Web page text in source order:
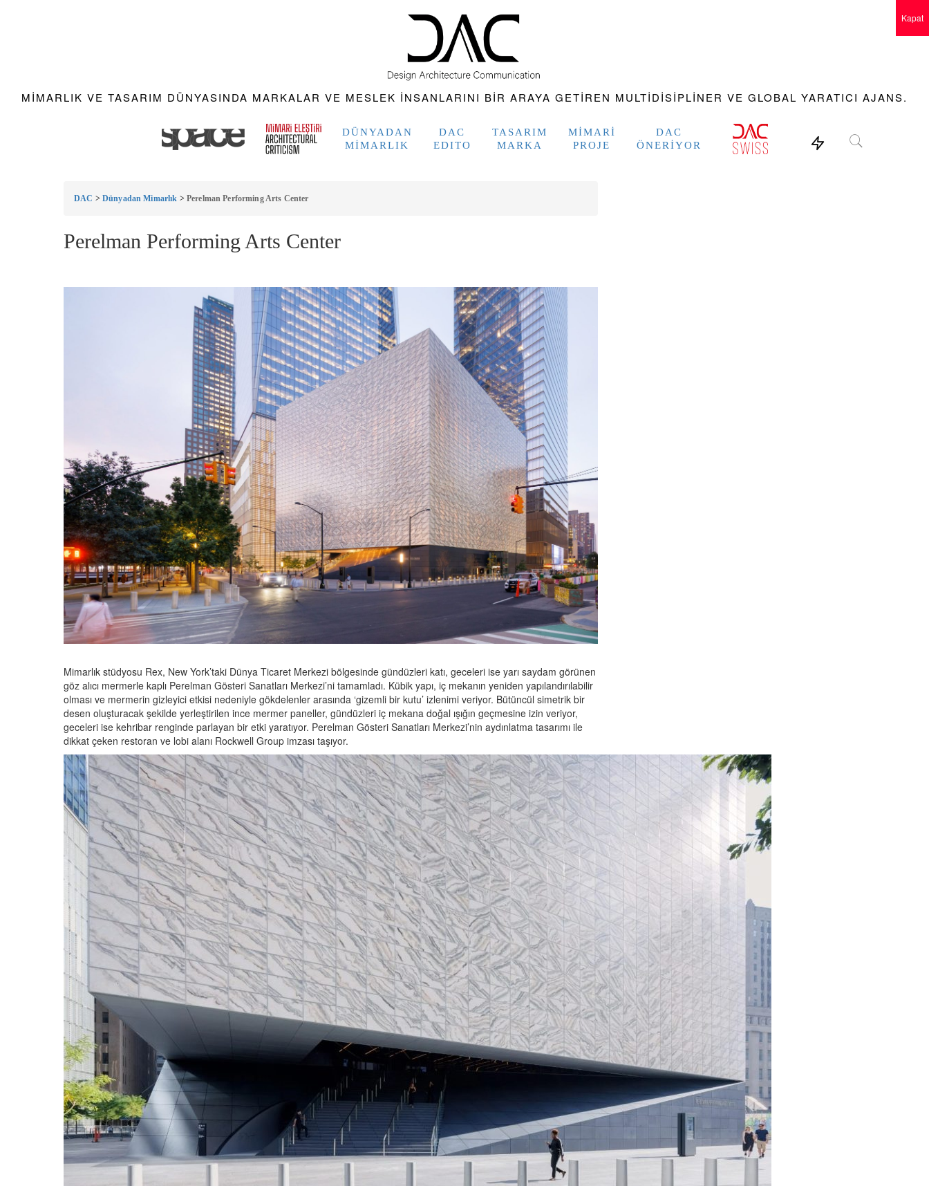
MIMARLIK VE TASARIM DÜNYASINDA MARKALAR VE MESLEK INSANLARINI BIR ARAYA GETIREN MULTIDISIPLINER VE GLOBAL YARATICI AJANS.
DÜNYADAN
MIMARLIK
DAC
EDITO
TASARIM
MARKA
MIMARI
PROJE
DAC
ÖNERIYOR
DAC > Dünyadan Mimarlık > Perelman Performing Arts Center
Perelman Performing Arts Center
Mimarlık stüdyosu Rex, New York’taki Dünya Ticaret Merkezi bölgesinde gündüzleri katı, geceleri ise yarı saydam görünen
göz alıcı mermerle kaplı Perelman Gösteri Sanatları Merkezi’ni tamamladı. Kübik yapı, iç mekanın yeniden yapılandırılabilir
olması ve mermerin gizleyici etkisi nedeniyle gökdelenler arasında ‘gizemli bir kutu’ izlenimi veriyor. Bütüncül simetrik bir
desen oluşturacak şekilde yerleştirilen ince mermer paneller, gündüzleri iç mekana doğal ışığın geçmesine izin veriyor,
geceleri ise kehribar renginde parlayan bir etki yaratıyor. Perelman Gösteri Sanatları Merkezi’nin aydınlatma tasarımı ile
dikkat çeken restoran ve lobi alanı Rockwell Group imzası taşıyor.
Kapat